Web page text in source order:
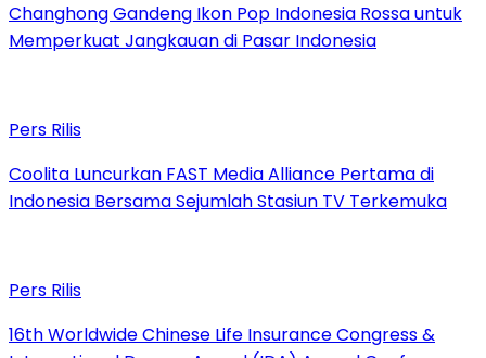
Changhong Gandeng Ikon Pop Indonesia Rossa untuk
Memperkuat Jangkauan di Pasar Indonesia
Pers Rilis
Coolita Luncurkan FAST Media Alliance Pertama di
Indonesia Bersama Sejumlah Stasiun TV Terkemuka
Pers Rilis
16th Worldwide Chinese Life Insurance Congress &